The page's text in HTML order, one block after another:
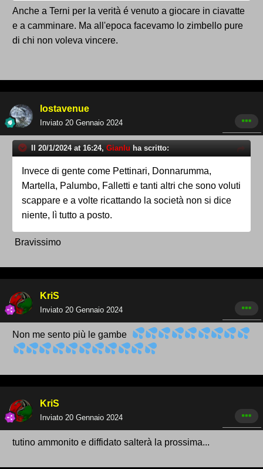
Anche a Terni per la verità é venuto a giocare in ciavatte
e a camminare. Ma all'epoca facevamo lo zimbello pure
di chi non voleva vincere.
lostavenue
Inviato 20 Gennaio 2024
Il 20/1/2024 at 16:24, Gianlu ha scritto:
Invece di gente come Pettinari, Donnarumma,
Martella, Palumbo, Falletti e tanti altri che sono voluti
scappare e a volte ricattando la società non si dice
niente, lì tutto a posto.
Bravissimo
KriS
Inviato 20 Gennaio 2024
Non me sento più le gambe
KriS
Inviato 20 Gennaio 2024
tutino ammonito e diffidato salterà la prossima...